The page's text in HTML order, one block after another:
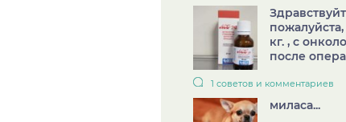
кг. , с
после
1 советов и комментариев
миласа...